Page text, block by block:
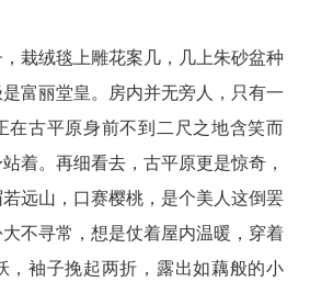
栽绒毯上雕花案几，几上朱砂盆种
富丽堂皇。房内并无旁人，只有一
在古平原身前不到二尺之地含笑而
着。再细看去，古平原更是惊奇，
远山，口赛樱桃，是个美人这倒罢
不寻常，想是仗着屋内温暖，穿着
，袖子挽起两折，露出如藕般的小